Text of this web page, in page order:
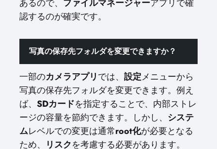
あるので、 ファイルマネージャーアプリで確
認するのが確実です。
写真の保存先フォルダを変更できますか？
一部のカメラアプリでは、 設定メニューから
写真の保存先フォルダを変更できます。例え
ば、 SDカードを指定することで、内部ストレ
ージの容量を節約できます。しかし、 システ
ムレベルでの変更は通常root化が必要となる
ため、
リスクを考慮する必要があります。